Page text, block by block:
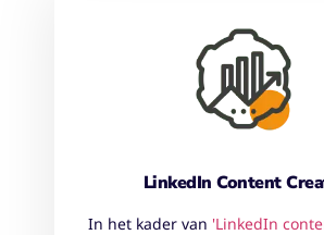
LinkedIn Content
In het kader van 'LinkedIn